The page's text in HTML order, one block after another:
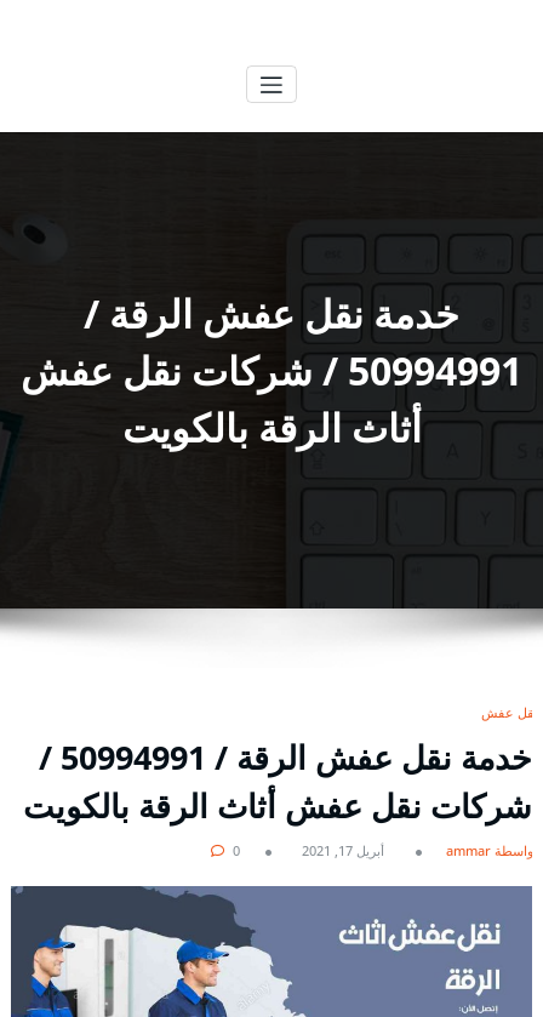
خدمة نقل عفش الرقة /
50994991 / شركات نقل عفش
أثاث الرقة بالكويت
نقل عفش
خدمة نقل عفش الرقة / 50994991 /
شركات نقل عفش أثاث الرقة بالكويت
بواسطة ammar أبريل 17, 2021 0